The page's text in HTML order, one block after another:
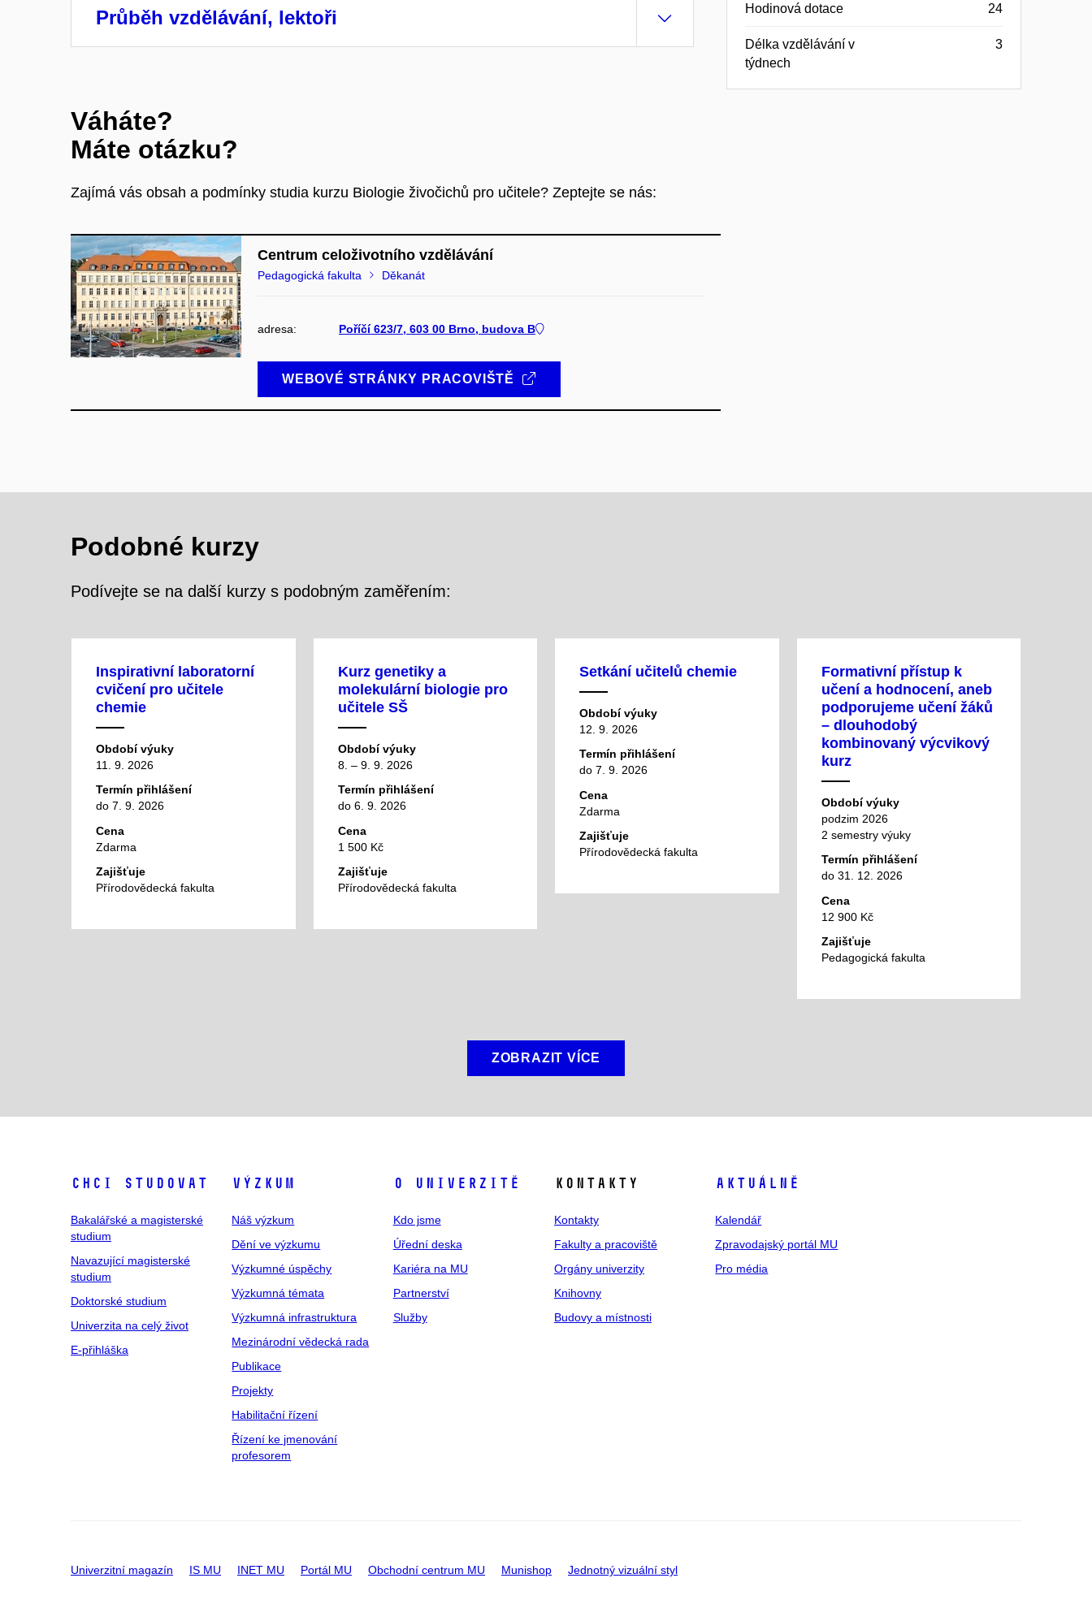
Průběh vzdělávání, lektoři Hodinová dotace 24
Délka vzdělávání v
týdnech
3
Váháte?
Máte otázku?
Zajímá vás obsah a podmínky studia kurzu Biologie živočichů pro učitele? Zeptejte se nás:
Centrum celoživotního vzdělávání
Pedagogická fakulta Děkanát
adresa: Poříčí 623/7, 603 00 Brno, budova B
WEBOVÉ STRÁNKY PRACOVIŠTĚ
Podobné kurzy
Podívejte se na další kurzy s podobným zaměřením:
Inspirativní laboratorní
cvičení pro učitele
chemie
Období výuky
11. 9. 2026
Termín přihlášení
do 7. 9. 2026
Cena
Zdarma
Zajišťuje
Přírodovědecká fakulta
Kurz genetiky a
molekulární biologie pro
učitele SŠ
Období výuky
8. – 9. 9. 2026
Termín přihlášení
do 6. 9. 2026
Cena
1 500 Kč
Zajišťuje
Přírodovědecká fakulta
Setkání učitelů chemie
Období výuky
12. 9. 2026
Termín přihlášení
do 7. 9. 2026
Cena
Zdarma
Zajišťuje
Přírodovědecká fakulta
Formativní přístup k
učení a hodnocení, aneb
podporujeme učení žáků
– dlouhodobý
kombinovaný výcvikový
kurz
Období výuky
podzim 2026
2 semestry výuky
Termín přihlášení
do 31. 12. 2026
Cena
12 900 Kč
Zajišťuje
Pedagogická fakulta
ZOBRAZIT VÍCE
Chci studovat
Bakalářské a magisterské
studium
Navazující magisterské
studium
Doktorské studium
Univerzita na celý život
E-přihláška
Výzkum
Náš výzkum
Dění ve výzkumu
Výzkumné úspěchy
Výzkumná témata
Výzkumná infrastruktura
Mezinárodní vědecká rada
Publikace
Projekty
Habilitační řízení
Řízení ke jmenování
profesorem
O univerzitě
Kdo jsme
Úřední deska
Kariéra na MU
Partnerství
Služby
Kontakty
Kontakty
Fakulty a pracoviště
Orgány univerzity
Knihovny
Budovy a místnosti
Aktuálně
Kalendář
Zpravodajský portál MU
Pro média
Univerzitní magazín IS MU INET MU Portál MU Obchodní centrum MU Munishop Jednotný vizuální styl